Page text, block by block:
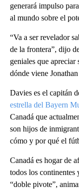
generará impulso
al mundo sobre el
“Va a ser revelador
de la frontera”, dijo
geniales que
dónde viene
Davies es el capitán
estrella del Bayern
Canadá que
son hijos de
cómo y por qué el
Canadá es hogar de
todos los continentes
“doble pivote”,